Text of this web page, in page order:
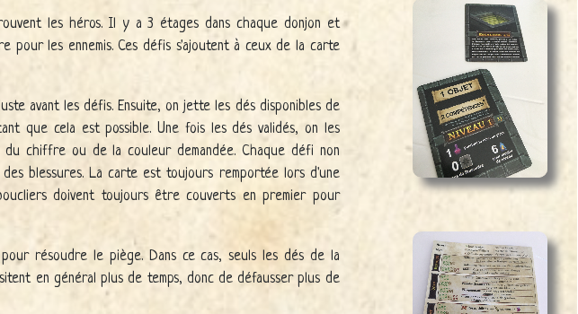
les héros. Il y a 3 étages dans chaque donjon et
les ennemis. Ces défis s'ajoutent à ceux de la carte
avant les défis. Ensuite, on jette les dés disponibles de
que cela est possible. Une fois les dés validés, on les
chiffre ou de la couleur demandée. Chaque défi non
blessures. La carte est toujours remportée lors d'une
doivent toujours être couverts en premier pour
résoudre le piège. Dans ce cas, seuls les dés de la
en général plus de temps, donc de défausser plus de